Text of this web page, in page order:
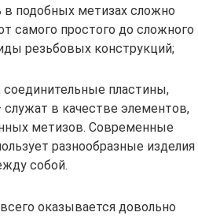
в подобных метизах сложно
самого простого до сложного
резьбовых конструкций;
соединительные пластины,
в качестве элементов,
метизов. Современные
разнообразные изделия
собой.
оказывается довольно